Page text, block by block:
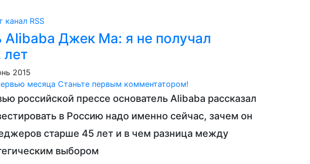
канал RSS
Alibaba Джек Ма: я не получал
лет
2015
месяца Станьте первым комментатором!
российской прессе основатель Alibaba рассказал
в Россию надо именно сейчас, зачем он
старше 45 лет и в чем разница между
выбором